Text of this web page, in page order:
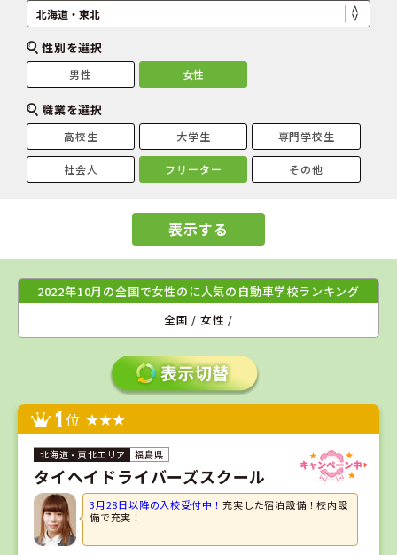
性別を選択
男性 女性
職業を選択
高校生 大学生 専門学校生
社会人 フリーター その他
表示する
2022年10月の全国で女性のに人気の自動車学校ランキング
全国 / 女性 /
1位
福島県
タイヘイドライバーズスクール
3月28日以降の入校受付中！充実した宿泊設備！校内設
備で充実！